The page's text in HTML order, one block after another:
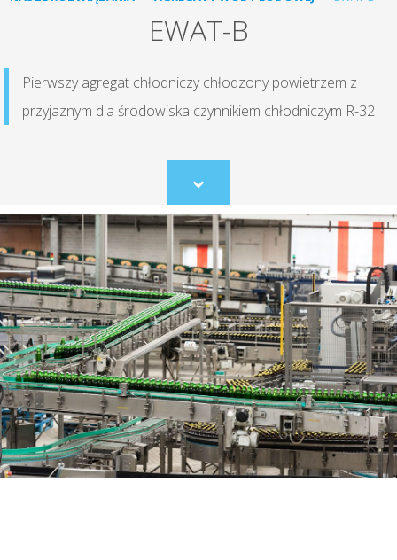
EWAT-B
Pierwszy agregat chłodniczy chłodzony powietrzem z
przyjaznym dla środowiska czynnikiem chłodniczym R-32
Scroll
to
content